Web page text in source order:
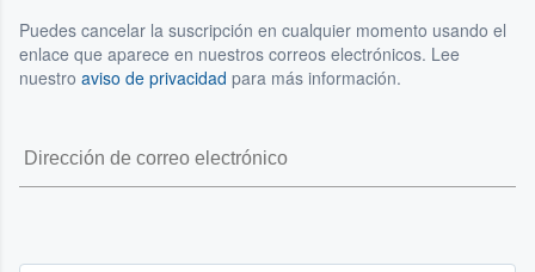
Puedes cancelar la suscripción en cualquier momento usando el
enlace que aparece en nuestros correos electrónicos. Lee
nuestro aviso de privacidad para más información.